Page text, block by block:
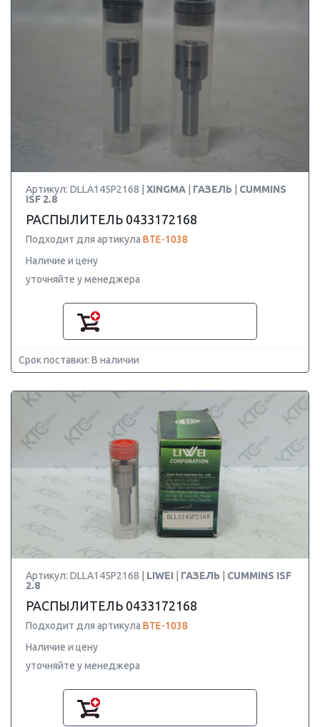
Артикул: DLLA145P2168 | XINGMA ГАЗЕЛЬ
CUMMINS
ISF 2.8
РАСПЫЛИТЕЛЬ 0433172168
Подходит для артикула BTE-1038
Наличие и цену
уточняйте у менеджера
Срок поставки: В наличии
Артикул: DLLA145P2168 | LIWEI ГАЗЕЛЬ
CUMMINS ISF
2.8
РАСПЫЛИТЕЛЬ 0433172168
Подходит для артикула BTE-1038
Наличие и цену
уточняйте у менеджера